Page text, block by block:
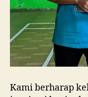
Kami berharap